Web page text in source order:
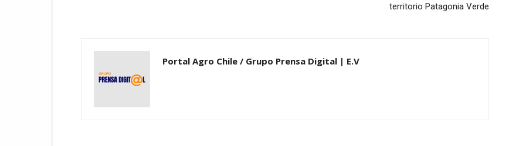
territorio Patagonia Verde
Portal Agro Chile / Grupo Prensa Digital | E.V